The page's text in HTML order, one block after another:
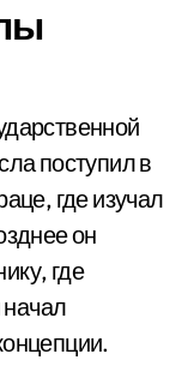
поступил в
где изучал
он
где
начал